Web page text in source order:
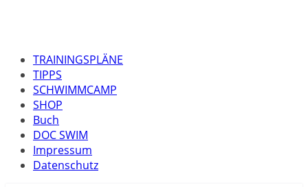
TRAININGSPLÄNE
TIPPS
SCHWIMMCAMP
SHOP
Buch
DOC SWIM
Impressum
Datenschutz